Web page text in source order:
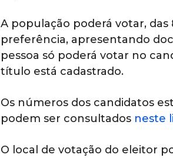
A população poderá votar, das
preferência, apresentando
pessoa só poderá votar no
título está cadastrado.
Os números dos candidatos
podem ser consultados neste
O local de votação do eleitor